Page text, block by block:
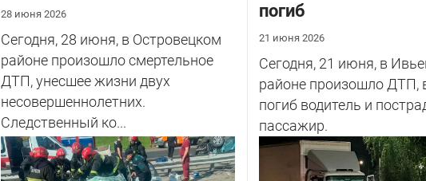
28 июня 2026
Сегодня, 28 июня, в Островецком
районе произошло смертельное
ДТП, унесшее жизни двух
несовершеннолетних.
Следственный ко...
погиб
21 июня 2026
Сегодня, 21 июня, в
районе произошло ДТП,
погиб водитель и
пассажир.